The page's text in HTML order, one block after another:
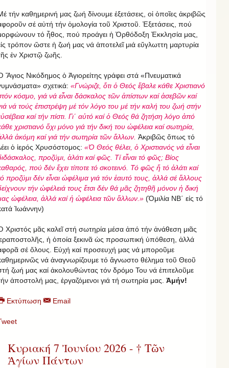
τήν καθημερινή μας ζωή δίνουμε ἐξετάσεις, οἱ ὁποῖες ἀκριβῶς
σέ αὐτή τήν ὁμολογία τοῦ Χριστοῦ. Ἐξετάσεις, πού
τό ἦθος, πού προάγει ἡ Ὀρθόδοξη Ἐκκλησία μας,
τρόπον ὥστε ἡ ζωή μας νά ἀποτελεῖ μιά εὔγλωττη μαρτυρία
ἐν Χριστῷ ζωῆς.
Ἅγιος Νικόδημος ὁ Ἁγιορείτης γράφει στά «Πνευματικά
σχετικά: «Γνώριζε, ὅτι ὁ Θεός ἔβαλε κάθε Χριστιανό
κόσμο, γιά νά εἶναι δάσκαλος τῶν ἀπίστων καί ἀσεβῶν καί
νά τούς ἐπιστρέψη μέ τόν λόγο του μέ τήν καλή του ζωή στήν
καί τήν πίστι. Γι΄ αὐτό καίὁ Θεός θά ζητήση λόγο ἀπό
χριστιανό ὄχι μόνο γιά τήν δική του ὠφέλεια καίσωτηρία
ἀκόμη καίγιά τήν σωτηρία τῶν ἄλλων Ἀκριβῶς ὅπως τό
ὁ ἱερός Χρυσόστομος: «Ὁ Θεός θέλει , ὁ Χριστιανός νά εἶναι
, προζύμι , ἁλάτι καίφῶς . Τί εἶναι τό φῶς; Βίος
πού δέν ἔχει τίποτε τό σκοτεινό. Τό φῶς ἤ τό ἀλάτι καί
προζύμι δέν εἶναι ὠφέλιμα γιά τόν ἑαυτό τους, ἀλλά σέ ἄλλους
τήν ὠφέλειά τους ἔτσι δέν θά μᾶς ζητηθῆ μόνον ἡ δική
ὠφέλεια, ἀλλά καί ἡ ὠφέλεια τῶν ἄλλων.» (Ὁμιλία ΝΒ΄ εἰς τό
Ἰωάννην)
Χριστός μᾶς καλεῖ στή σωτηρία μέσα ἀπό τήν ἀνάθεση μιᾶς
ἡ ὁποία ξεκινᾶ ὡς προσωπική ὑπόθεση, ἀλλά
σέ ὅλους. Εὐχή καί προσευχή μας νά μποροῦμε
νά ἀναγνωρίζουμε τό ἄγνωστο θέλημα τοῦ Θεοῦ
ζωή μας καί ἀκολουθώντας τόν δρόμο Του νά ἐπιτελοῦμε
ἀποστολή μας, ἐργαζόμενοι γιά τή σωτηρία μας. Ἀμήν!
Εκτύπωση Email
Κυριακή 7 Ἰουνίου 2026 - † Τῶν
Ἁγίων Πάντων